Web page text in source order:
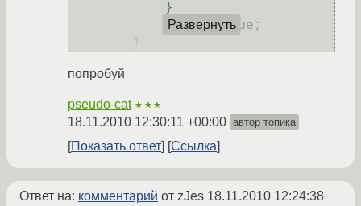
Развернуть
попробуй
pseudo-cat ★★★
18.11.2010 12:30:11 +00:00 автор топика
Показать ответ Ссылка
Ответ на: комментарий от zJes 18.11.2010 12:24:38